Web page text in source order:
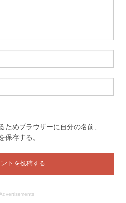
ためブラウザーに自分の名前、
保存する。
Advertisements